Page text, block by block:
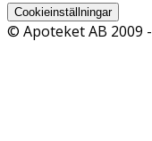
Cookieinställningar
© Apoteket AB 2009 -